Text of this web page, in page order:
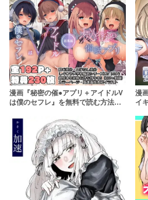
法は？hitomiやRAWは危険【にゅう
工房】
漫画『秘密の催●アプリ＋アイドルV
は僕のセフレ』を無料で読む方法
【Frenchletter】
漫
イ
【